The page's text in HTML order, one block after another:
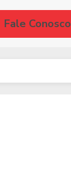
Fale Conosco